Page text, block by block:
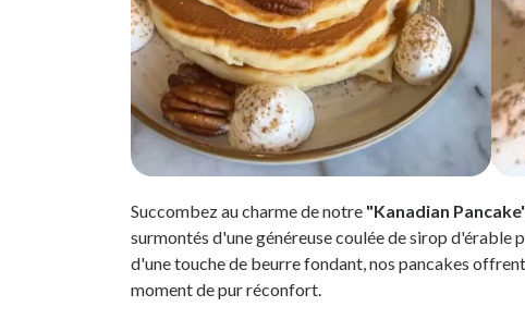
Succombez au charme de notre "Kanadian
surmontés d'une généreuse coulée de sirop
d'une touche de beurre fondant, nos pancakes
moment de pur réconfort.